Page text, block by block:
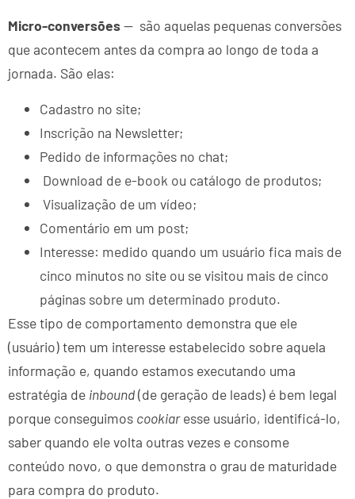
Micro-conversões— são aquelas pequenas conversões
que acontecem antes da compra ao longo de toda a
jornada. São elas:
Cadastro no site;
Inscrição na Newsletter;
Pedido de informações no chat;
Download de e-book ou catálogo de produtos;
Visualização de um vídeo;
Comentário em um post;
Interesse: medido quando um usuário fica mais de
cinco minutos no site ou se visitou mais de cinco
páginas sobre um determinado produto.
Esse tipo de comportamento demonstra que ele
(usuário) tem um interesse estabelecido sobre aquela
informação e, quando estamos executando uma
estratégia de inbound(de geração de leads) é bem legal
porque conseguimos cookiaresse usuário, identificá-lo,
saber quando ele volta outras vezes e consome
conteúdo novo, o que demonstra o grau de maturidade
para compra do produto.